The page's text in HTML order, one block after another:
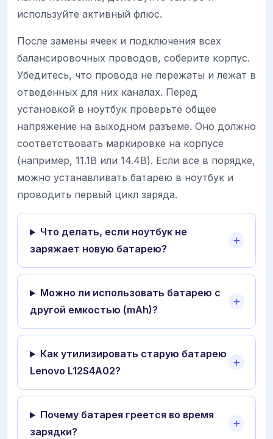
используйте активный флюс.
После замены ячеек и подключения всех
балансировочных проводов, соберите корпус.
Убедитесь, что провода не пережаты и лежат в
отведенных для них каналах. Перед
установкой в ноутбук проверьте общее
напряжение на выходном разъеме. Оно должно
соответствовать маркировке на корпусе
(например, 11.1В или 14.4В). Если все в порядке,
можно устанавливать батарею в ноутбук и
проводить первый цикл заряда.
Что делать, если ноутбук не
заряжает новую батарею?
Можно ли использовать батарею с
другой емкостью (mAh)?
Как утилизировать старую батарею
Lenovo L12S4A02?
Почему батарея греется во время
зарядки?